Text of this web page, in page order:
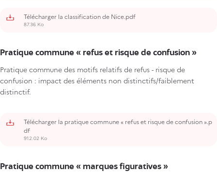
Télécharger la classification de Nice.pdf
87.36 Ko
Pratique commune « refus et risque de confusion »
Pratique commune des motifs relatifs de refus - risque de
confusion : impact des éléments non distinctifs/faiblement
distinctif.
Télécharger la pratique commune « refus et risque de confusion ».p
df
912.02 Ko
Pratique commune « marques figuratives »